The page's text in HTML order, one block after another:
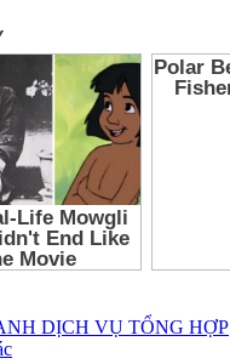
DỊCH VỤ TỔNG HỢP